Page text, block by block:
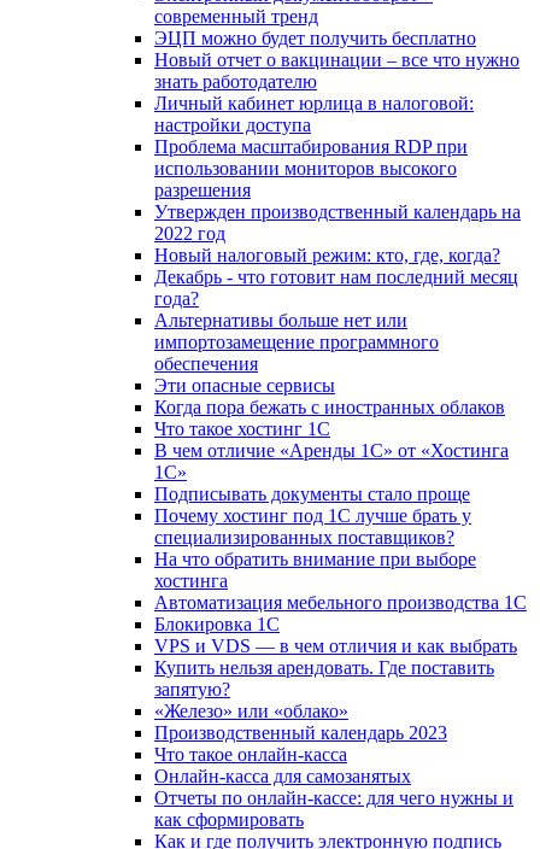
современный тренд
ЭЦП можно будет получить бесплатно
Новый отчет о вакцинации – все что нужно
знать работодателю
Личный кабинет юрлица в налоговой:
настройки доступа
Проблема масштабирования RDP при
использовании мониторов высокого
разрешения
Утвержден производственный календарь на
2022 год
Новый налоговый режим: кто, где, когда?
Декабрь - что готовит нам последний месяц
года?
Альтернативы больше нет или
импортозамещение программного
обеспечения
Эти опасные сервисы
Когда пора бежать с иностранных облаков
Что такое хостинг 1С
В чем отличие «Аренды 1С» от «Хостинга
1С»
Подписывать документы стало проще
Почему хостинг под 1С лучше брать у
специализированных поставщиков?
На что обратить внимание при выборе
хостинга
Автоматизация мебельного производства 1С
Блокировка 1С
VPS и VDS — в чем отличия и как выбрать
Купить нельзя арендовать. Где поставить
запятую?
«Железо» или «облако»
Производственный календарь 2023
Что такое онлайн-касса
Онлайн-касса для самозанятых
Отчеты по онлайн-кассе: для чего нужны и
как сформировать
Как и где получить электронную подпись